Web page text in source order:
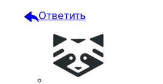
Ответить